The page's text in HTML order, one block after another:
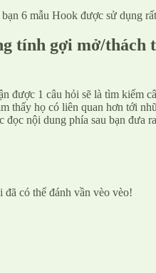
6 mẫu Hook được sử dụng
tính gợi mở/thách
được 1 câu hỏi sẽ là tìm kiếm
thấy họ có liên quan hơn tới
nội dung phía sau bạn đưa
có thể đánh vần vèo vèo!